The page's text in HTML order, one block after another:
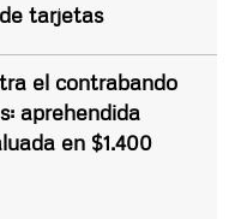
de tarjetas
el contrabando
aprehendida
en $1.400